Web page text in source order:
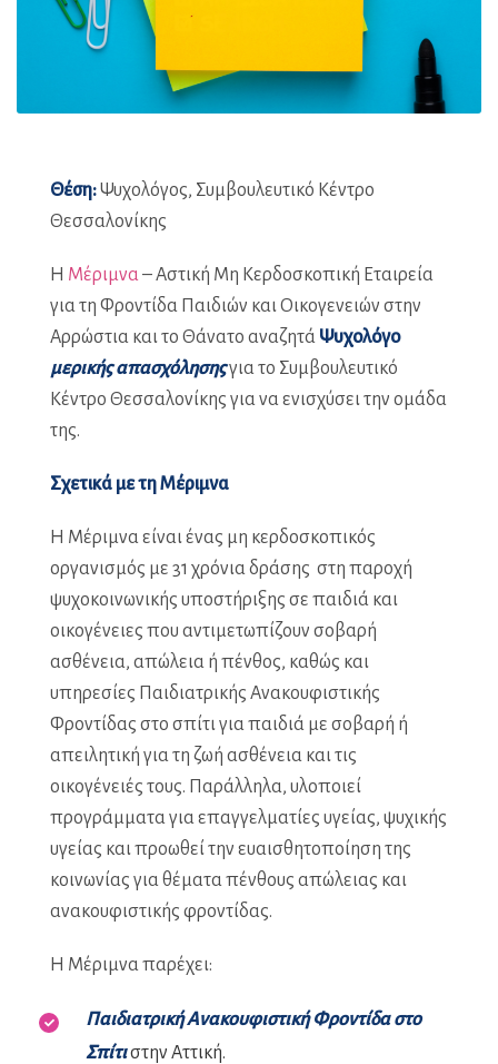
Θέση:Ψυχολόγος, Συμβουλευτικό Κέντρο
Θεσσαλονίκης
Η Μέριμνα – Αστική Μη Κερδοσκοπική Εταιρεία
για τη Φροντίδα Παιδιών και Οικογενειών στην
Αρρώστια και το Θάνατο αναζητά Ψυχολόγο
μερικής απασχόλησηςγια το Συμβουλευτικό
Κέντρο Θεσσαλονίκης για να ενισχύσει την ομάδα
της.
Σχετικά με τη Μέριμνα
Η Μέριμνα είναι ένας μη κερδοσκοπικός
οργανισμός με 31 χρόνια δράσης στη παροχή
ψυχοκοινωνικής υποστήριξης σε παιδιά και
οικογένειες που αντιμετωπίζουν σοβαρή
ασθένεια, απώλεια ή πένθος, καθώς και
υπηρεσίες Παιδιατρικής Ανακουφιστικής
Φροντίδας στο σπίτι για παιδιά με σοβαρή ή
απειλητική για τη ζωή ασθένεια και τις
οικογένειές τους. Παράλληλα, υλοποιεί
προγράμματα για επαγγελματίες υγείας, ψυχικής
υγείας και προωθεί την ευαισθητοποίηση της
κοινωνίας για θέματα πένθους απώλειας και
ανακουφιστικής φροντίδας.
Η Μέριμνα παρέχει:
Παιδιατρική Ανακουφιστική Φροντίδα στο
Σπίτιστην Αττική.